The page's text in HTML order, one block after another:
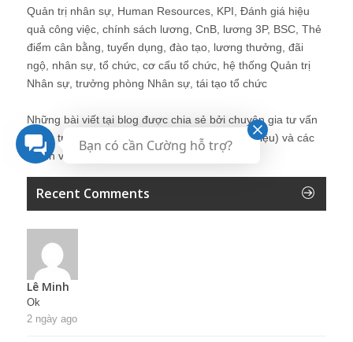
Quản trị nhân sự, Human Resources, KPI, Đánh giá hiệu
quả công việc, chính sách lương, CnB, lương 3P, BSC, Thẻ
điểm cân bằng, tuyển dụng, đào tạo, lương thưởng, đãi
ngộ, nhân sự, tổ chức, cơ cấu tổ chức, hệ thống Quản trị
Nhân sự, trưởng phòng Nhân sự, tái tạo tổ chức
Những bài viết tại blog được chia sẻ bởi chuyên gia tư vấn
Quản trị Nhân sự Nguyễn Hùng Cường (
giới thiệu) và các
thành viên khác trong cộng đồng Nhân sự.
Recent Comments
Lê Minh
Ok
2 ngày ago
Bạn có cần Cường hỗ trợ?